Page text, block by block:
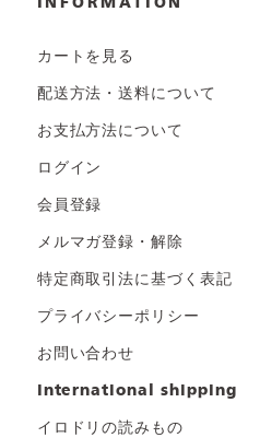
INFORMATION
カートを見る
配送方法・送料について
お支払方法について
ログイン
会員登録
メルマガ登録・解除
特定商取引法に基づく表記
プライバシーポリシー
お問い合わせ
international shipping
イロドリの読みもの